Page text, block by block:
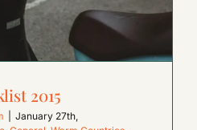
2015
January 27th,